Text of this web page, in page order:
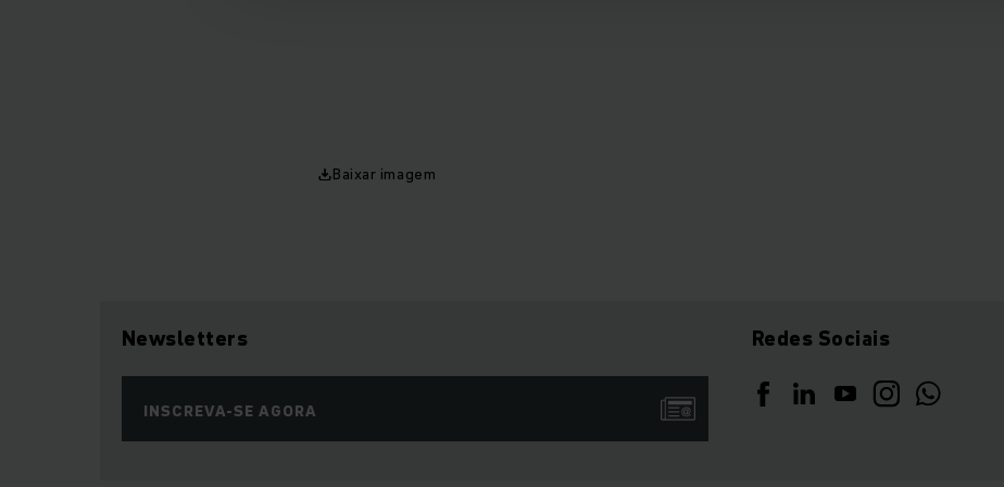
Baixar imagem
Newsletters
INSCREVA-SE AGORA
Redes Sociais